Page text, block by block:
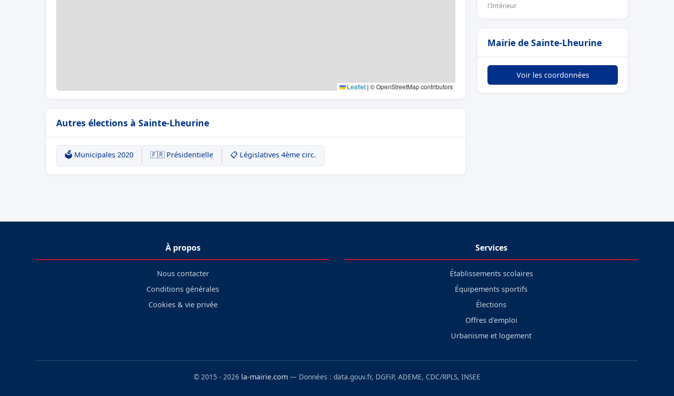
Leaflet | © OpenStreetMap contributors
Autres élections à Sainte-Lheurine
🗳️ Municipales 2020 🇫🇷 Présidentielle 📋 Législatives 4ème circ.
l'Intérieur
Mairie de Sainte-Lheurine
Voir les coordonnées
À propos
Nous contacter
Conditions générales
Cookies & vie privée
Services
Établissements scolaires
Équipements sportifs
Élections
Offres d'emploi
Urbanisme et logement
© 2015 - 2026 la-mairie.com — Données : data.gouv.fr, DGFiP, ADEME, CDC/RPLS, INSEE